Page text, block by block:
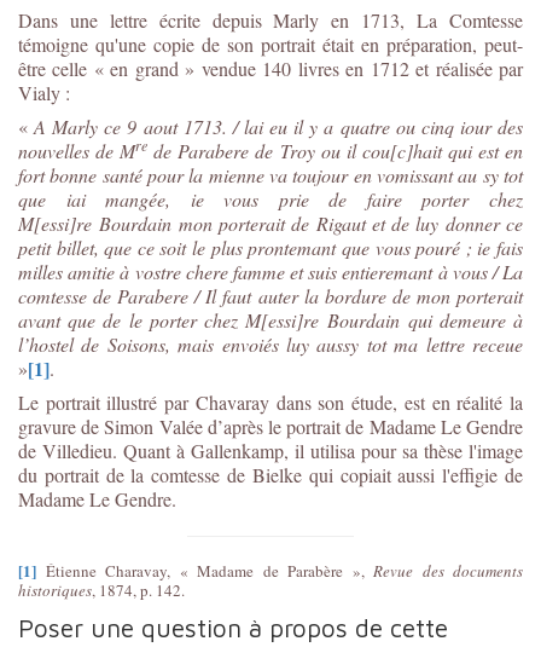
Dans une lettre écrite depuis Marly en 1713, La Comtesse
témoigne qu'une copie de son portrait était en préparation, peut-
être celle « en grand » vendue 140 livres en 1712 et réalisée par
Vialy :
«A Marly ce 9 aout 1713. / lai eu il y a quatre ou cinq iour des
nouvelles de Mre de Parabere de Troy ou il cou[c]hait qui est en
fort bonne santé pour la mienne va toujour en vomissant au sy tot
que iai mangée, ie vous prie de faire porter chez
M[essi]re Bourdain mon porterait de Rigaut et de luy donner ce
petit billet, que ce soit le plus prontemant que vous pouré ; ie fais
milles amitie à vostre chere famme et suis entieremant à vous / La
comtesse de Parabere / Il faut auter la bordure de mon porterait
avant que de le porter chez M[essi]re Bourdain qui demeure à
l’hostel de Soisons, mais envoiés luy aussy tot ma lettre receue
»[1].
Le portrait illustré par Chavaray dans son étude, est en réalité la
gravure de Simon Valée d’après le portrait de Madame Le Gendre
de Villedieu. Quant à Gallenkamp, il utilisa pour sa thèse l'image
du portrait de la comtesse de Bielke qui copiait aussi l'effigie de
Madame Le Gendre.
[1] Étienne Charavay, « Madame de Parabère », Revue des documents
historiques, 1874, p. 142.
Poser une question à propos de cette